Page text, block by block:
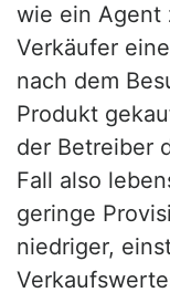
wie ein Agent
Verkäufer
nach dem
Produkt
der Betreiber
Fall also
geringe
niedriger,